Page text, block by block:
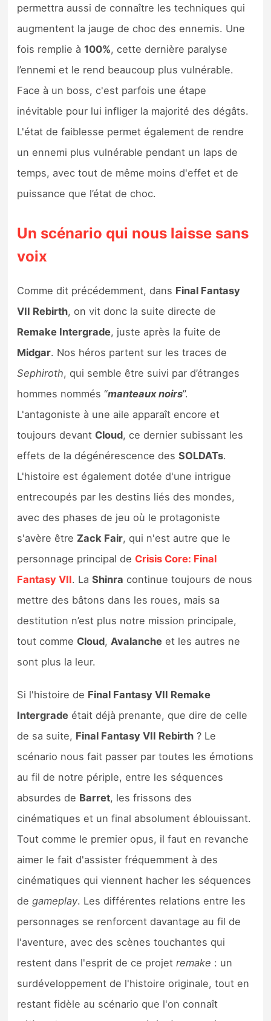
permettra aussi de connaître les techniques qui
augmentent la jauge de choc des ennemis. Une
fois remplie à100%, cette dernière paralyse
l’ennemi et le rend beaucoup plus vulnérable.
Face à un boss, c'est parfois une étape
inévitable pour lui infliger la majorité des dégâts.
L'état de faiblesse permet également de rendre
un ennemi plus vulnérable pendant un laps de
temps, avec tout de même moins d'effet et de
puissance que l’état de choc.
Un scénario qui nous laisse sans
voix
Comme dit précédemment, dans Final Fantasy
VII Rebirth, on vit donc la suite directe de
Remake Intergrade, juste après la fuite de
Midgar. Nos héros partent sur les traces de
Sephiroth, qui semble être suivi par d’étranges
hommes nommés “manteaux noirs”.
L'antagoniste à une aile apparaît encore et
toujours devant Cloud, ce dernier subissant les
effets de la dégénérescence desSOLDATs.
L'histoire est également dotée d'une intrigue
entrecoupés par les destins liés des mondes,
avec des phases de jeu où le protagoniste
s'avère être Zack Fair, qui n'est autre que le
personnage principal de Crisis Core: Final
Fantasy VII. LaShinra continue toujours de nous
mettre des bâtons dans les roues, mais sa
destitution n’est plus notre mission principale,
tout comme Cloud,Avalanche et les autres ne
sont plus la leur.
Si l'histoire de Final Fantasy VII Remake
Intergrade était déjà prenante, que dire de celle
de sa suite, Final Fantasy VII Rebirth ? Le
scénario nous fait passer par toutes les émotions
au fil de notre périple, entre les séquences
absurdes de Barret, les frissons des
cinématiques et un final absolument éblouissant.
Tout comme le premier opus, il faut en revanche
aimer le fait d'assister fréquemment à des
cinématiques qui viennent hacher les séquences
degameplay. Les différentes relations entre les
personnages se renforcent davantage au fil de
l'aventure, avec des scènes touchantes qui
restent dans l'esprit de ce projetremake : un
surdéveloppement de l'histoire originale, tout en
restant fidèle au scénario que l'on connaît